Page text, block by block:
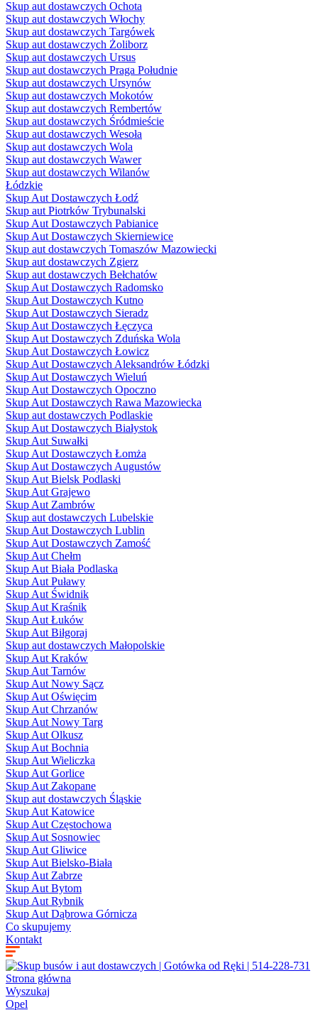
Skup aut dostawczych Ochota
Skup aut dostawczych Włochy
Skup aut dostawczych Targówek
Skup aut dostawczych Żoliborz
Skup aut dostawczych Ursus
Skup aut dostawczych Praga Południe
Skup aut dostawczych Ursynów
Skup aut dostawczych Mokotów
Skup aut dostawczych Rembertów
Skup aut dostawczych Śródmieście
Skup aut dostawczych Wesoła
Skup aut dostawczych Wola
Skup aut dostawczych Wawer
Skup aut dostawczych Wilanów
Łódzkie
Skup Aut Dostawczych Łodź
Skup aut Piotrków Trybunalski
Skup Aut Dostawczych Pabianice
Skup Aut Dostawczych Skierniewice
Skup aut dostawczych Tomaszów Mazowiecki
Skup aut dostawczych Zgierz
Skup aut dostawczych Bełchatów
Skup Aut Dostawczych Radomsko
Skup Aut Dostawczych Kutno
Skup Aut Dostawczych Sieradz
Skup Aut Dostawczych Łęczyca
Skup Aut Dostawczych Zduńska Wola
Skup Aut Dostawczych Łowicz
Skup Aut Dostawczych Aleksandrów Łódzki
Skup Aut Dostawczych Wieluń
Skup Aut Dostawczych Opoczno
Skup Aut Dostawczych Rawa Mazowiecka
Skup aut dostawczych Podlaskie
Skup Aut Dostawczych Białystok
Skup Aut Suwałki
Skup Aut Dostawczych Łomża
Skup Aut Dostawczych Augustów
Skup Aut Bielsk Podlaski
Skup Aut Grajewo
Skup Aut Zambrów
Skup aut dostawczych Lubelskie
Skup Aut Dostawczych Lublin
Skup Aut Dostawczych Zamość
Skup Aut Chełm
Skup Aut Biała Podlaska
Skup Aut Puławy
Skup Aut Świdnik
Skup Aut Kraśnik
Skup Aut Łuków
Skup Aut Biłgoraj
Skup aut dostawczych Małopolskie
Skup Aut Kraków
Skup Aut Tarnów
Skup Aut Nowy Sącz
Skup Aut Oświęcim
Skup Aut Chrzanów
Skup Aut Nowy Targ
Skup Aut Olkusz
Skup Aut Bochnia
Skup Aut Wieliczka
Skup Aut Gorlice
Skup Aut Zakopane
Skup aut dostawczych Śląskie
Skup Aut Katowice
Skup Aut Częstochowa
Skup Aut Sosnowiec
Skup Aut Gliwice
Skup Aut Bielsko-Biała
Skup Aut Zabrze
Skup Aut Bytom
Skup Aut Rybnik
Skup Aut Dąbrowa Górnicza
Co skupujemy
Kontakt
Strona główna
Wyszukaj
Opel